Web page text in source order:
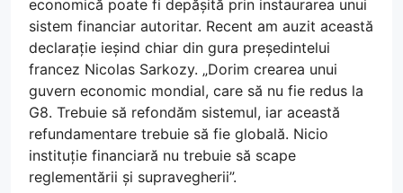
economică poate fi depășită prin instaurarea unui
sistem financiar autoritar. Recent am auzit această
declarație ieșind chiar din gura președintelui
francez Nicolas Sarkozy. „Dorim crearea unui
guvern economic mondial, care să nu fie redus la
G8. Trebuie să refondăm sistemul, iar această
refundamentare trebuie să fie globală. Nicio
instituție financiară nu trebuie să scape
reglementării și supravegherii”.